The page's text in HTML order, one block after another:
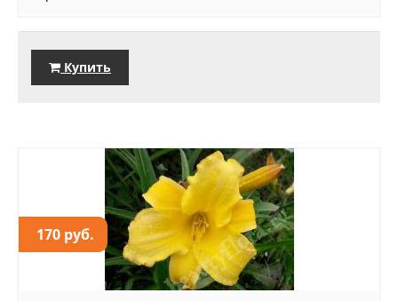
Купить
170 руб.